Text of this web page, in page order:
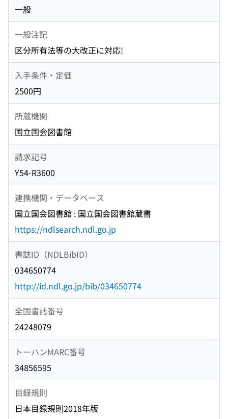
一般
一般注記
区分所有法等の大改正に対応!
入手条件・定価
2500円
所蔵機関
国立国会図書館
請求記号
Y54-R3600
連携機関・データベース
国立国会図書館 : 国立国会図書館蔵書
https://ndlsearch.ndl.go.jp
書誌ID（NDLBibID）
034650774
http://id.ndl.go.jp/bib/034650774
全国書誌番号
24248079
トーハンMARC番号
34856595
目録規則
日本目録規則2018年版